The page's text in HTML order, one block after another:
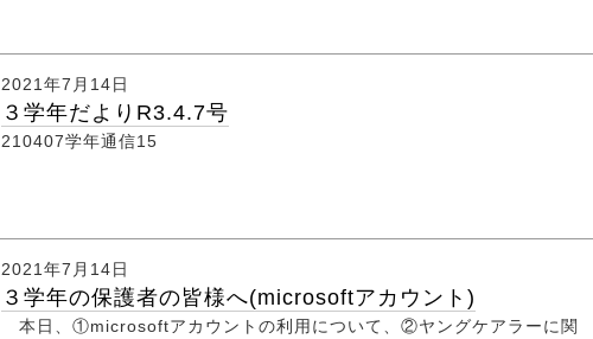
2021年7月14日
３学年だよりR3.4.7号
210407学年通信15
2021年7月14日
３学年の保護者の皆様へ(microsoftアカウント)
本日、①microsoftアカウントの利用について、②ヤングケアラーに関